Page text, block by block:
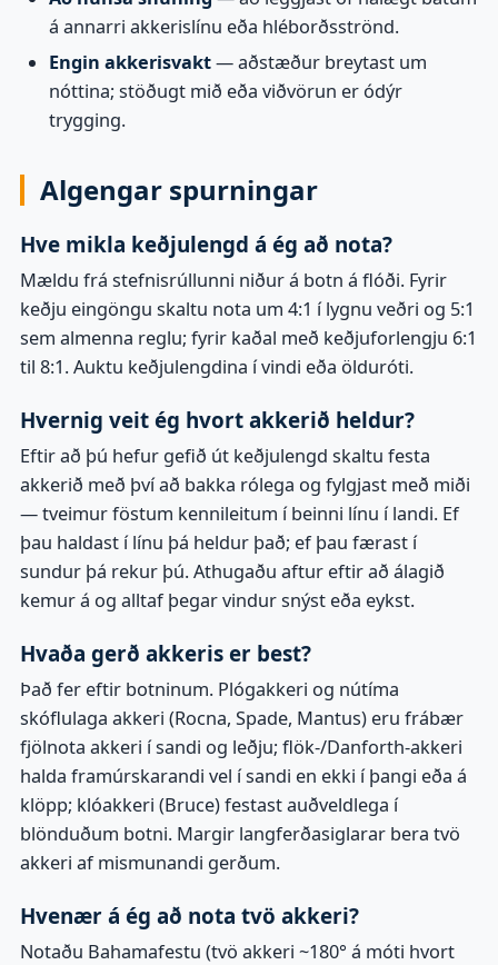
á annarri akkerislínu eða hléborðsströnd.
Engin akkerisvakt— aðstæður breytast um
nóttina; stöðugt mið eða viðvörun er ódýr
trygging.
Algengar spurningar
Hve mikla keðjulengd á ég að nota?
Mældu frá stefnisrúllunni niður á botn á flóði. Fyrir
keðju eingöngu skaltu nota um 4:1 í lygnu veðri og 5:1
sem almenna reglu; fyrir kaðal með keðjuforlengju 6:1
til 8:1. Auktu keðjulengdina í vindi eða ölduróti.
Hvernig veit ég hvort akkerið heldur?
Eftir að þú hefur gefið út keðjulengd skaltu festa
akkerið með því að bakka rólega og fylgjast með miði
— tveimur föstum kennileitum í beinni línu í landi. Ef
þau haldast í línu þá heldur það; ef þau færast í
sundur þá rekur þú. Athugaðu aftur eftir að álagið
kemur á og alltaf þegar vindur snýst eða eykst.
Hvaða gerð akkeris er best?
Það fer eftir botninum. Plógakkeri og nútíma
skóflulaga akkeri (Rocna, Spade, Mantus) eru frábær
fjölnota akkeri í sandi og leðju; flök-/Danforth-akkeri
halda framúrskarandi vel í sandi en ekki í þangi eða á
klöpp; klóakkeri (Bruce) festast auðveldlega í
blönduðum botni. Margir langferðasiglarar bera tvö
akkeri af mismunandi gerðum.
Hvenær á ég að nota tvö akkeri?
Notaðu Bahamafestu (tvö akkeri ~180° á móti hvort